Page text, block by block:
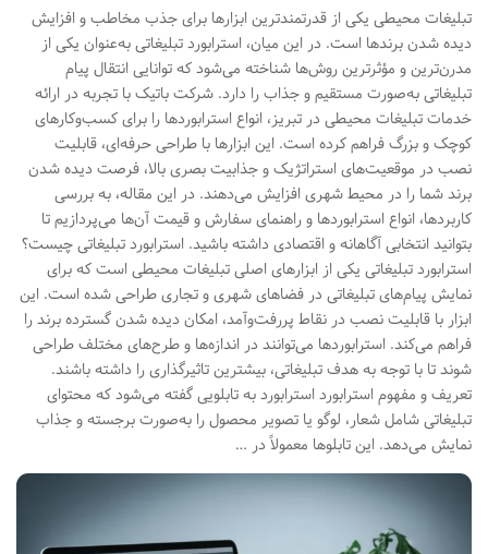
تبلیغات محیطی یکی از قدرتمندترین ابزارها برای جذب مخاطب و افزایش
دیده شدن برندها است. در این میان، استرابورد تبلیغاتی به‌عنوان یکی از
مدرن‌ترین و مؤثرترین روش‌ها شناخته می‌شود که توانایی انتقال پیام
تبلیغاتی به‌صورت مستقیم و جذاب را دارد. شرکت باتیک با تجربه در ارائه
خدمات تبلیغات محیطی در تبریز، انواع استرابوردها را برای کسب‌وکارهای
کوچک و بزرگ فراهم کرده است. این ابزارها با طراحی حرفه‌ای، قابلیت
نصب در موقعیت‌های استراتژیک و جذابیت بصری بالا، فرصت دیده شدن
برند شما را در محیط شهری افزایش می‌دهند. در این مقاله، به بررسی
کاربردها، انواع استرابوردها و راهنمای سفارش و قیمت آن‌ها می‌پردازیم تا
بتوانید انتخابی آگاهانه و اقتصادی داشته باشید. استرابورد تبلیغاتی چیست؟
استرابورد تبلیغاتی یکی از ابزارهای اصلی تبلیغات محیطی است که برای
نمایش پیام‌های تبلیغاتی در فضاهای شهری و تجاری طراحی شده است. این
ابزار با قابلیت نصب در نقاط پررفت‌وآمد، امکان دیده شدن گسترده برند را
فراهم می‌کند. استرابوردها می‌توانند در اندازه‌ها و طرح‌های مختلف طراحی
شوند تا با توجه به هدف تبلیغاتی، بیشترین تاثیرگذاری را داشته باشند.
تعریف و مفهوم استرابورد استرابورد به تابلویی گفته می‌شود که محتوای
تبلیغاتی شامل شعار، لوگو یا تصویر محصول را به‌صورت برجسته و جذاب
نمایش می‌دهد. این تابلوها معمولاً در …